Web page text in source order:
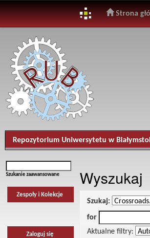
navigation
Strona
Repozytorium Uniwersytetu w
Szukanie zaawansowane
Zespoły i Kolekcje
Zaloguj się
Wyszukaj
Szukaj:
for
Aktualne filtry: